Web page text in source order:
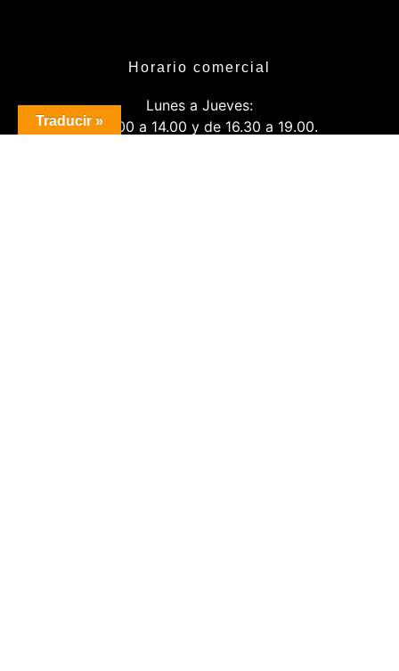
Horario comercial
Lunes a Jueves:
De 8.00 a 14.00 y de 16.30 a 19.00.
Traducir »